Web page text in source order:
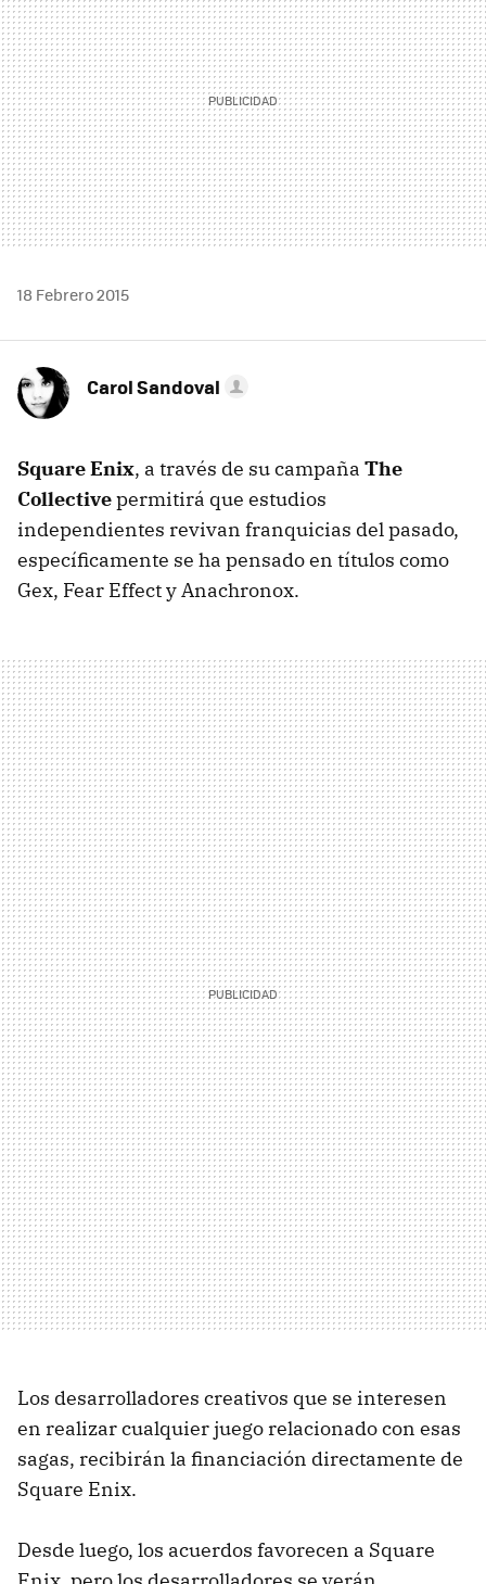
18 Febrero 2015
Carol Sandoval
Square Enix, a través de su campaña The
Collectivepermitirá que estudios
independientes revivan franquicias del pasado,
específicamente se ha pensado en títulos como
Gex, Fear Effect y Anachronox.
Los desarrolladores creativos que se interesen
en realizar cualquier juego relacionado con esas
sagas, recibirán la financiación directamente de
Square Enix.
Desde luego, los acuerdos favorecen a Square